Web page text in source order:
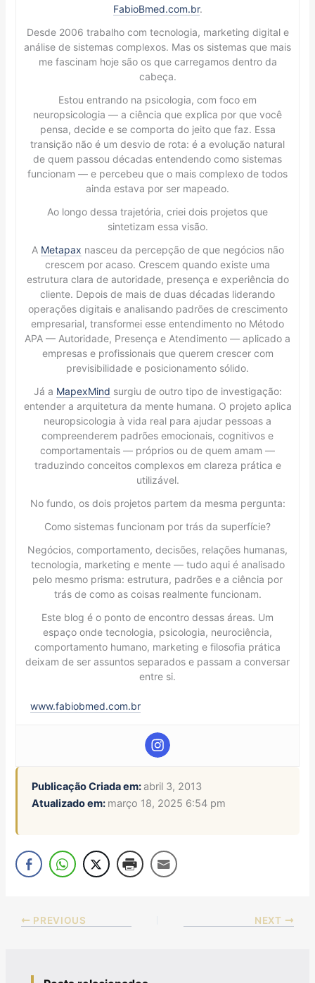
FabioBmed.com.br.
Desde 2006 trabalho com tecnologia, marketing digital e
análise de sistemas complexos. Mas os sistemas que mais
me fascinam hoje são os que carregamos dentro da
cabeça.
Estou entrando na psicologia, com foco em
neuropsicologia — a ciência que explica por que você
pensa, decide e se comporta do jeito que faz. Essa
transição não é um desvio de rota: é a evolução natural
de quem passou décadas entendendo como sistemas
funcionam — e percebeu que o mais complexo de todos
ainda estava por ser mapeado.
Ao longo dessa trajetória, criei dois projetos que
sintetizam essa visão.
A Metapax nasceu da percepção de que negócios não
crescem por acaso. Crescem quando existe uma
estrutura clara de autoridade, presença e experiência do
cliente. Depois de mais de duas décadas liderando
operações digitais e analisando padrões de crescimento
empresarial, transformei esse entendimento no Método
APA — Autoridade, Presença e Atendimento — aplicado a
empresas e profissionais que querem crescer com
previsibilidade e posicionamento sólido.
Já a MapexMind surgiu de outro tipo de investigação:
entender a arquitetura da mente humana. O projeto aplica
neuropsicologia à vida real para ajudar pessoas a
compreenderem padrões emocionais, cognitivos e
comportamentais — próprios ou de quem amam —
traduzindo conceitos complexos em clareza prática e
utilizável.
No fundo, os dois projetos partem da mesma pergunta:
Como sistemas funcionam por trás da superfície?
Negócios, comportamento, decisões, relações humanas,
tecnologia, marketing e mente — tudo aqui é analisado
pelo mesmo prisma: estrutura, padrões e a ciência por
trás de como as coisas realmente funcionam.
Este blog é o ponto de encontro dessas áreas. Um
espaço onde tecnologia, psicologia, neurociência,
comportamento humano, marketing e filosofia prática
deixam de ser assuntos separados e passam a conversar
entre si.
www.fabiobmed.com.br
Publicação Criada em:abril 3, 2013
Atualizado em: março 18, 2025 6:54 pm
PREVIOUS NEXT